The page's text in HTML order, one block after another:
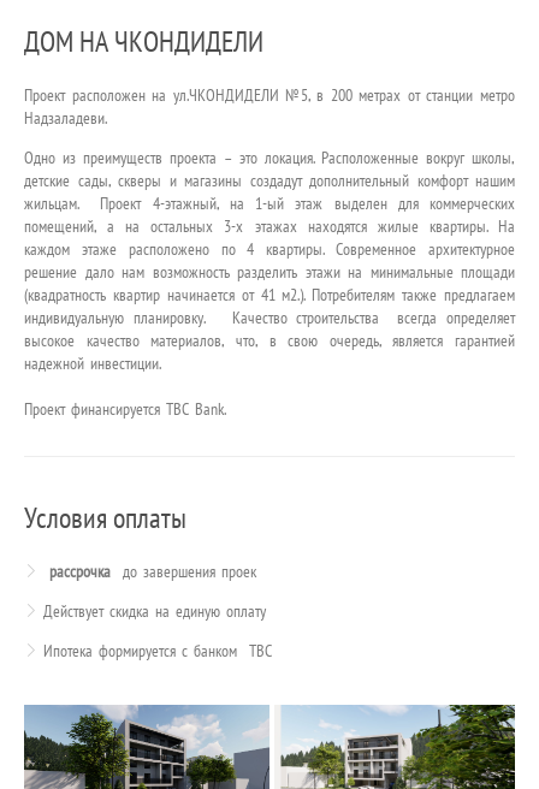
ДОМ НА ЧКОНДИДЕЛИ
Проект расположен на ул.ЧКОНДИДЕЛИ №5, в 200 метрах от станции метро
Надзаладеви.
Одно из преимуществ проекта – это локация. Расположенные вокруг школы,
детские сады, скверы и магазины создадут дополнительный комфорт нашим
жильцам. Проект 4-этажный, на 1-ый этаж выделен для коммерческих
помещений, а на остальных 3-х этажах находятся жилые квартиры. На
каждом этаже расположено по 4 квартиры. Современное архитектурное
решение дало нам возможность разделить этажи на минимальные площади
(квадратность квартир начинается от 41 м2.). Потребителям также предлагаем
индивидуальную планировку. Качество строительства всегда определяет
высокое качество материалов, что, в свою очередь, является гарантией
надежной инвестиции.
Проект финансируется TBC Bank.
Условия оплаты
рассрочка до завершения проек
Действует скидка на единую оплату
Ипотека формируется с банком TBC